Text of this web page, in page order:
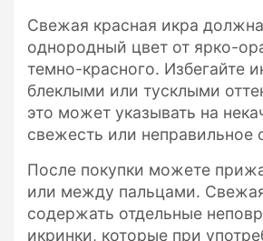
Свежая красная икра
однородный цвет от ярко-
темно-красного. Избегайте
блеклыми или тусклыми
это может указывать на
свежесть или неправильное
После покупки можете
или между пальцами.
содержать отдельные
икринки, которые при